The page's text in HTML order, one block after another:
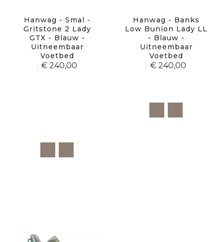
Hanwag - Smal -
Gritstone 2 Lady
GTX - Blauw -
Uitneembaar
Voetbed
€ 240,00
Hanwag - Banks
Low Bunion Lady LL
- Blauw -
Uitneembaar
Voetbed
€ 240,00